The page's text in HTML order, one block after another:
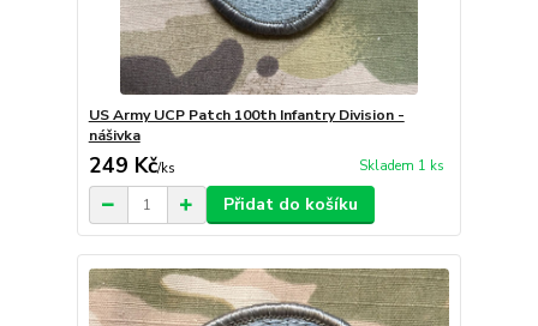
US Army UCP Patch 100th Infantry Division -
nášivka
249 Kč/ks Skladem 1 ks
Přidat do košíku